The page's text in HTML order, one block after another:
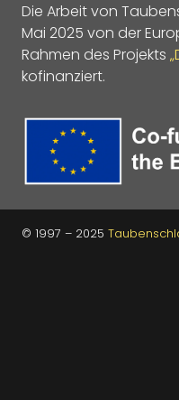
Die Arbeit von
Mai 2025 von der
Rahmen des Projekts
kofinanziert.
© 1997 – 2025